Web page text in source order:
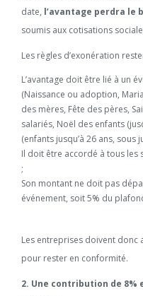
date, l’avantage perdra le
soumis aux cotisations
Les règles d’exonération
L’avantage doit être lié à un
(Naissance ou adoption,
des mères, Fête des pères,
salariés, Noël des enfants
(enfants jusqu’à 26 ans,
Il doit être accordé à tous les
;
Son montant ne doit pas
événement, soit 5% du
Les entreprises doivent donc
pour rester en conformité.
2. Une contribution de 8%